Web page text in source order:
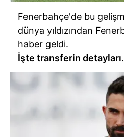
Fenerbahçe'de bu
dünya yıldızından
haber geldi.
İşte transferin